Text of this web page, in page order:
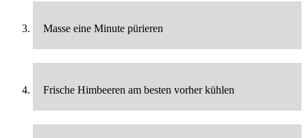
Masse eine Minute pürieren
Frische Himbeeren am besten vorher kühlen